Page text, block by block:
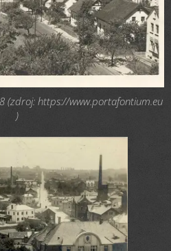
(zdroj: https://www.portafontium.eu
)